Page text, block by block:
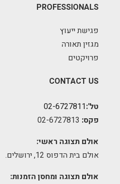
PROFESSIONALS
פגישת ייעוץ
מגזין תאורה
פרויקטים
CONTACT US
טל':02-6727811
פקס:
אולם תצוגה ראשי:
אולם בית הדפוס 12, ירושלים.
אולם תצוגה ומחסן הזמנות: